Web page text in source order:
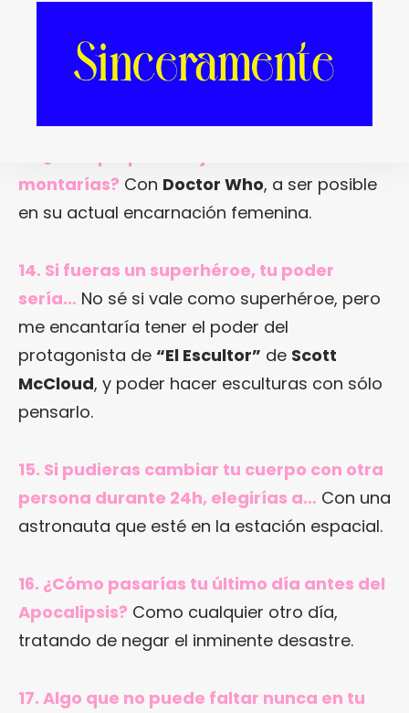
12. ¿Serie de TV favorita? “Firefly” , nunca
montarías? Con Doctor Who, a ser posible
en su actual encarnación femenina.
14. Si fueras un superhéroe, tu poder
sería… No sé si vale como superhéroe, pero
me encantaría tener el poder del
protagonista de “El Escultor” de Scott
McCloud, y poder hacer esculturas con sólo
pensarlo.
15. Si pudieras cambiar tu cuerpo con otra
persona durante 24h, elegirías a… Con una
astronauta que esté en la estación espacial.
16. ¿Cómo pasarías tu último día antes del
Apocalipsis? Como cualquier otro día,
tratando de negar el inminente desastre.
17. Algo que no puede faltar nunca en tu